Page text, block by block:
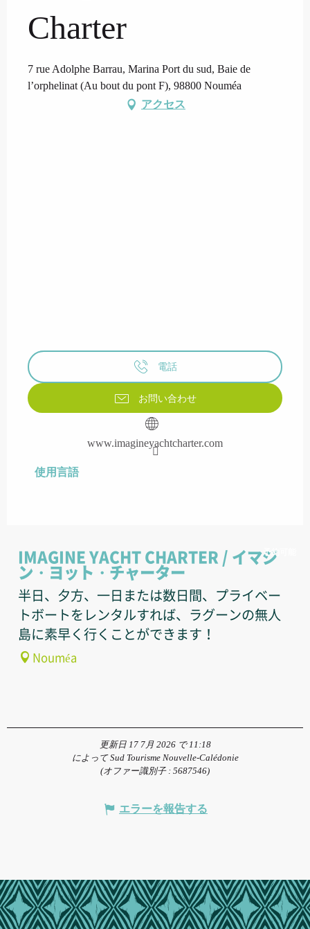
Charter
7 rue Adolphe Barrau, Marina Port du sud, Baie de
l’orphelinat (Au bout du pont F), 98800 Nouméa
アクセス
電話
お問い合わせ
www.imagineyachtcharter.com
使用言語
使用言語
IMAGINE YACHT CHARTER / イマジ
ン・ヨット・チャーター
半日、夕方、一日または数日間、プライベー
トボートをレンタルすれば、ラグーンの無人
島に素早く行くことができます！
Nouméa
予約可能
更新日 17 7月 2026 で 11:18
によって Sud Tourisme Nouvelle-Calédonie
(オファー識別子 : 5687546)
エラーを報告する